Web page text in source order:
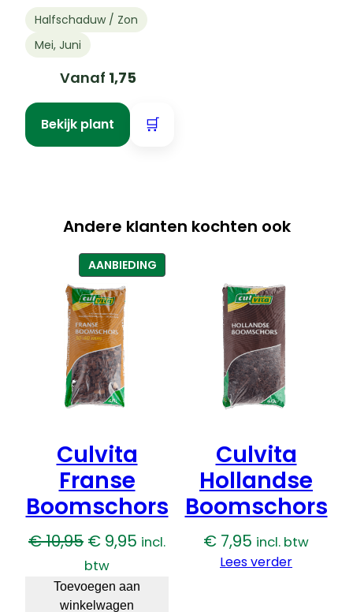
Halfschaduw / Zon
Mei, Juni
Vanaf 1,75
Bekijk plant 🛒
Andere klanten kochten ook
AANBIEDINGPRODUCT
IN
UITVERKOOP
Culvita
Franse
Boomschors
€10,95 Oorspronkelijke
prijs
was:
€ 9,95 Huidige
is:
incl.
btw
Toevoegen aan
winkelwagen
Culvita
Hollandse
Boomschors
€ 7,95 incl. btw
Lees verder